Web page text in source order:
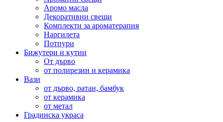
Аромо масла
Декоративни свещи
Комплекти за ароматерапия
Наргилета
Потпури
Бижутери и кутии
От дърво
от полирезин и керамика
Вази
от дърво, ратан, бамбук
от керамика
от метал
Градинска украса